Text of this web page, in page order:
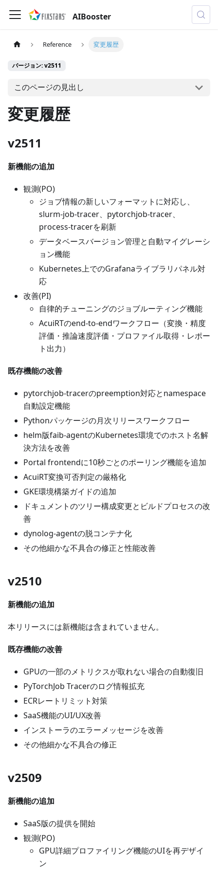
AIBooster
Reference 変更履歴
バージョン: v2511
このページの見出し
変更履歴
v2511
新機能の追加
観測(PO)
ジョブ情報の新しいフォーマットに対応し、
slurm-job-tracer、pytorchjob-tracer、
process-tracerを刷新
データベースバージョン管理と自動マイグレーシ
ョン機能
Kubernetes上でのGrafanaライブラリパネル対
応
改善(PI)
自律的チューニングのジョブルーティング機能
AcuiRTのend-to-endワークフロー（変換・精度
評価・推論速度評価・プロファイル取得・レポー
ト出力）
既存機能の改善
pytorchjob-tracerのpreemption対応とnamespace
自動設定機能
Pythonパッケージの月次リリースワークフロー
helm版faib-agentのKubernetes環境でのホスト名解
決方法を改善
Portal frontendに10秒ごとのポーリング機能を追加
AcuiRT変換可否判定の厳格化
GKE環境構築ガイドの追加
ドキュメントのツリー構成変更とビルドプロセスの改
善
dynolog-agentの脱コンテナ化
その他細かな不具合の修正と性能改善
v2510
新機能の追加
本リリースには新機能は含まれていません。
既存機能の改善
GPUの一部のメトリクスが取れない場合の自動復旧
PyTorchJob Tracerのログ情報拡充
ECRレートリミット対策
SaaS機能のUI/UX改善
インストーラのエラーメッセージを改善
その他細かな不具合の修正
v2509
新機能の追加
SaaS版の提供を開始
観測(PO)
GPU詳細プロファイリング機能のUIを再デザイ
ン